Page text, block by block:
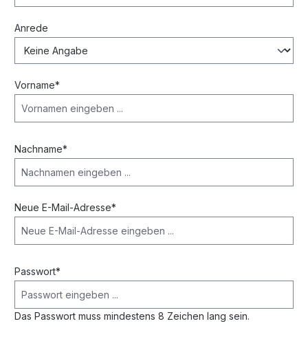
Anrede
Vorname*
Nachname*
Neue E-Mail-Adresse*
Passwort*
Das Passwort muss mindestens 8 Zeichen lang sein.